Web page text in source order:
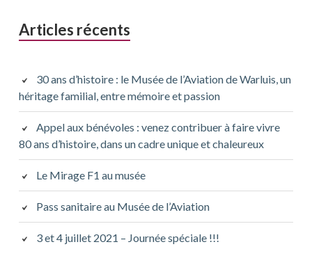
Barre
principale
Articles récents
30 ans d’histoire : le Musée de l’Aviation de Warluis, un
héritage familial, entre mémoire et passion
Appel aux bénévoles : venez contribuer à faire vivre
80 ans d’histoire, dans un cadre unique et chaleureux
Le Mirage F1 au musée
Pass sanitaire au Musée de l’Aviation
3 et 4 juillet 2021 – Journée spéciale !!!